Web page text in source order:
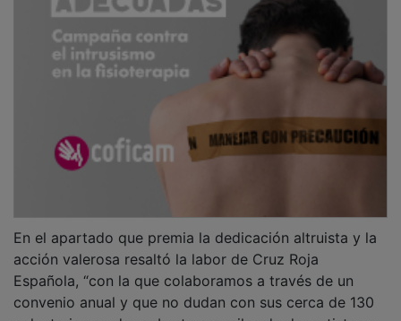
acción valerosa resaltó la labor de Cruz Roja
Española, “con la que colaboramos a través de un
convenio anual y que no dudan con sus cerca de 130
voluntarios en dar cobertura a miles de deportistas a